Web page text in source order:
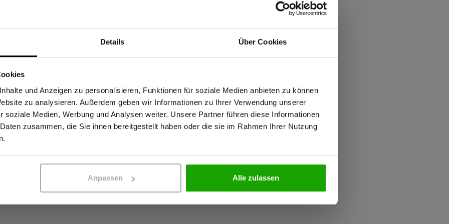
Details Über Cookies
und Anzeigen zu personalisieren, Funktionen für soziale Medien anbieten zu können
zu analysieren. Außerdem geben wir Informationen zu Ihrer Verwendung unserer
soziale Medien, Werbung und Analysen weiter. Unsere Partner führen diese Informationen
zusammen, die Sie ihnen bereitgestellt haben oder die sie im Rahmen Ihrer Nutzung
Anpassen Alle zulassen
bietet in den
Dank winddichter
sie zuverlässig vor Wind
mit dem hochwertigen
hohen Komfort. Diese Weste
windigen Arbeitstagen.
erhöhte Sichtbarkeit.
10.000 mm Wassersäule
Atmungsaktiv: 10.000 g/m²/24h
4-Wege-Stretch
Kein Einsatz von PFAS
Zertifizierungen
EN 20471 Klasse 1, Kombinationsgruppen: T1
Sind Sie Gewerbetreibender?
dass ich Gewerbetreibender bin. Alle Preise werden netto ausgewiesen.
PRIVATPERSON